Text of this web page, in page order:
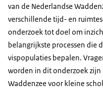
van de Nederlandse
verschillende tijd- en
onderzoek tot doel om
belangrijkste processen die
vispopulaties bepalen.
worden in dit onderzoek zijn
Waddenzee voor kleine